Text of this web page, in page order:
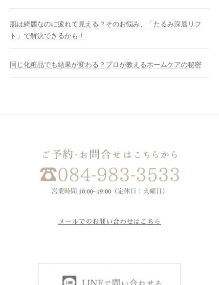
肌は綺麗なのに疲れて見える？そのお悩み、「たるみ深層リフ
ト」で解決できるかも！
同じ化粧品でも結果が変わる？プロが教えるホームケアの秘密
メールでのお問い合わせはこちら